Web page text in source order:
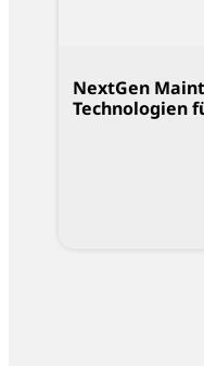
NextGen
Technologien